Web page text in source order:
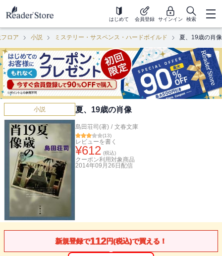
はじめて 会員登録 サインイン 検索
ロア 小説 ミステリー・サスペンス・ハードボイルド 夏、19歳の肖像
小説 夏、19歳の肖像
島田荘司(著) / 文春文庫
(13)
レビューを書く
¥612 (税込)
クーポン利用対象商品
2014年09月26日 配信
新規登録で112円(税込)で買える！